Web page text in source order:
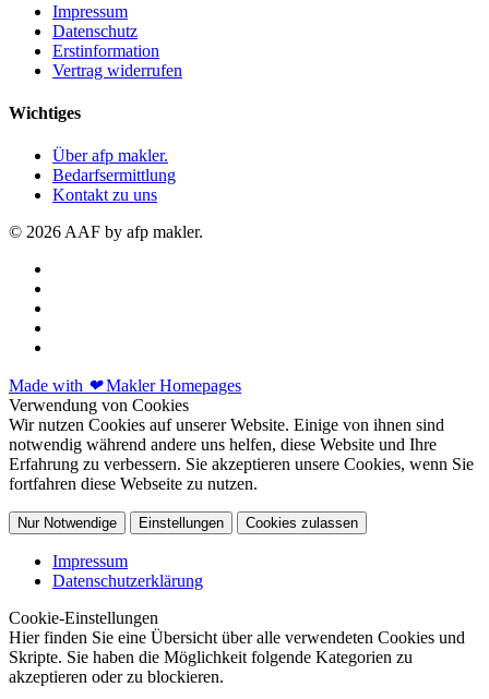
Impressum
Datenschutz
Erstinformation
Vertrag widerrufen
Wichtiges
Über afp makler.
Bedarfsermittlung
Kontakt zu uns
© 2026 AAF by afp makler.
Made with ❤Makler Homepages
Verwendung von Cookies
Wir nutzen Cookies auf unserer Website. Einige von ihnen sind
notwendig während andere uns helfen, diese Website und Ihre
Erfahrung zu verbessern. Sie akzeptieren unsere Cookies, wenn Sie
fortfahren diese Webseite zu nutzen.
Nur Notwendige Einstellungen Cookies zulassen
Impressum
Datenschutzerklärung
Cookie-Einstellungen
Hier finden Sie eine Übersicht über alle verwendeten Cookies und
Skripte. Sie haben die Möglichkeit folgende Kategorien zu
akzeptieren oder zu blockieren.